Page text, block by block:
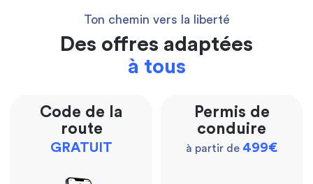
Ton chemin vers la liberté
Des offres adaptées
à tous
Code de la
route
GRATUIT
Permis de
conduire
à partir de 499€